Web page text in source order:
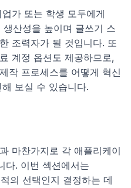
가 또는 학생 모두에게
산성을 높이며 글쓰기 스
조력자가 될 것입니다. 또
계정 옵션도 제공하므로,
작 프로세스를 어떻게 혁신
보실 수 있습니다.
마찬가지로 각 애플리케이
다. 이번 섹션에서는
의 선택인지 결정하는 데